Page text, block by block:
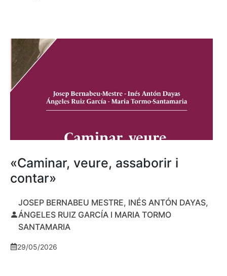
«Caminar, veure, assaborir i
contar»
JOSEP BERNABEU MESTRE, INÉS ANTÓN DAYAS,
ÁNGELES RUIZ GARCÍA I MARIA TORMO
SANTAMARIA
29/05/2026